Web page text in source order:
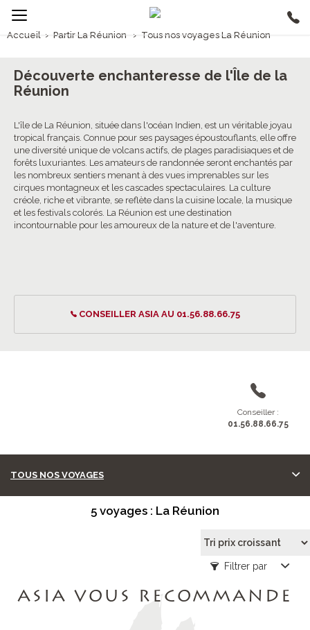
Accueil › Partir La Réunion › Tous nos voyages La Réunion
Voyages La Réunion
Découverte enchanteresse de l'Île de la
Réunion
L'île de La Réunion, située dans l'océan Indien, est un véritable joyau
tropical français. Connue pour ses paysages époustouflants, elle offre
une diversité unique de volcans actifs, de plages paradisiaques et de
forêts luxuriantes. Les amateurs de randonnée seront enchantés par
les nombreux sentiers menant à des vues imprenables sur les
cirques montagneux et les cascades spectaculaires. La culture
créole, riche et vibrante, se reflète dans la cuisine locale, la musique
et les festivals colorés. La Réunion est une destination
incontournable pour les amoureux de la nature et de l'aventure.
CONSEILLER ASIA AU 01.56.88.66.75
Conseiller :
01.56.88.66.75
TOUS NOS VOYAGES
5 voyages : La Réunion
Filtrer par
ASIA VOUS RECOMMANDE